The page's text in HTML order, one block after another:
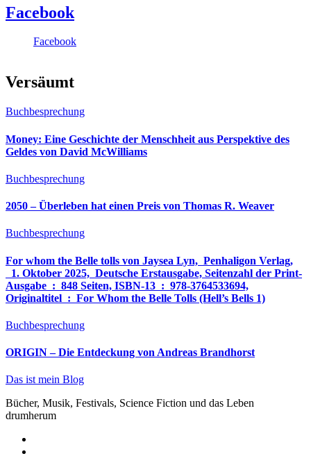
Facebook
Facebook
Versäumt
Buchbesprechung
Money: Eine Geschichte der Menschheit aus Perspektive des
Geldes von David McWilliams
Buchbesprechung
2050 – Überleben hat einen Preis von Thomas R. Weaver
Buchbesprechung
For whom the Belle tolls von Jaysea Lyn, ‎ Penhaligon Verlag,
‎ 1. Oktober 2025, ‎ Deutsche Erstausgabe, Seitenzahl der Print-
Ausgabe ‏ : ‎ 848 Seiten, ISBN-13 ‏ : ‎ 978-3764533694,
Originaltitel ‏ : ‎ For Whom the Belle Tolls (Hell’s Bells 1)
Buchbesprechung
ORIGIN – Die Entdeckung von Andreas Brandhorst
Das ist mein Blog
Bücher, Musik, Festivals, Science Fiction und das Leben
drumherum